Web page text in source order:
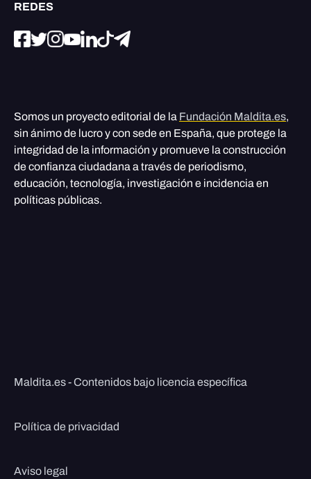
REDES
Somos un proyecto editorial de la Fundación Maldita.es,
sin ánimo de lucro y con sede en España, que protege la
integridad de la información y promueve la construcción
de confianza ciudadana a través de periodismo,
educación, tecnología, investigación e incidencia en
políticas públicas.
Maldita.es - Contenidos bajo licencia específica
Política de privacidad
Aviso legal